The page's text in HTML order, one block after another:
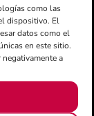
como las
dispositivo. El
datos como el
en este sitio.
a